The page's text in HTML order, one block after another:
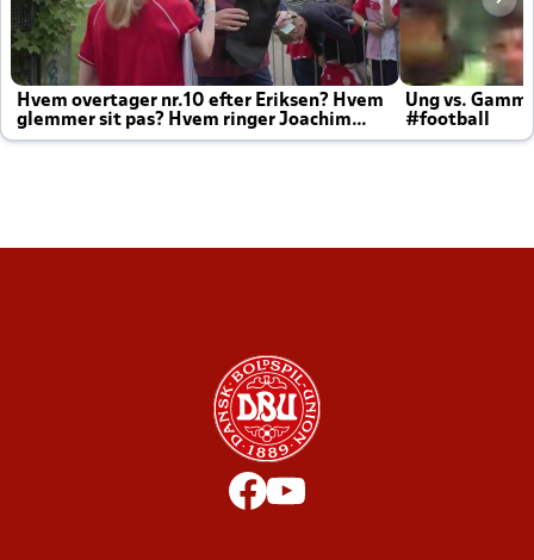
Hvem overtager nr.10 efter Eriksen? Hvem
glemmer sit pas? Hvem ringer Joachim
altid til efter kampe?
Ung vs.
#football